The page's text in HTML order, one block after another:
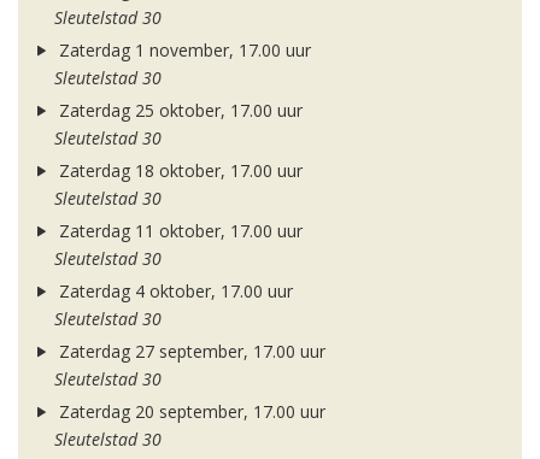
Sleutelstad 30
Zaterdag 1 november, 17.00 uur
Sleutelstad 30
Zaterdag 25 oktober, 17.00 uur
Sleutelstad 30
Zaterdag 18 oktober, 17.00 uur
Sleutelstad 30
Zaterdag 11 oktober, 17.00 uur
Sleutelstad 30
Zaterdag 4 oktober, 17.00 uur
Sleutelstad 30
Zaterdag 27 september, 17.00 uur
Sleutelstad 30
Zaterdag 20 september, 17.00 uur
Sleutelstad 30